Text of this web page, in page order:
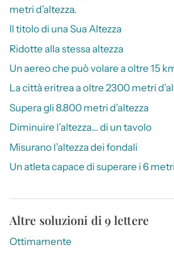
metri d’altezza.
Il titolo di una Sua Altezza
Ridotte alla stessa altezza
Un aereo che può volare a oltre 15
La città eritrea a oltre 2300 metri
Supera gli 8.800 metri d’altezza
Diminuire l’altezza… di un tavolo
Misurano l’altezza dei fondali
Un atleta capace di superare i 6 metri
Altre soluzioni di 9 lettere
Ottimamente